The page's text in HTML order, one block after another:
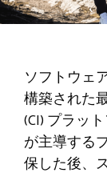
ソフトウェ
構築された
(CI) プラッ
が主導する
保した後、